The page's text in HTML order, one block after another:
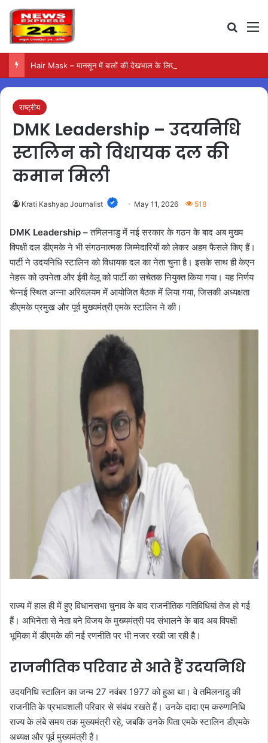
Hair Mask – मानसून में बालों की देखभाल के लिए आजमाएं अंडे का मास्क
राष्ट्रीय
DMK Leadership – उदयनिधि
स्टालिन को विधायक दल की
कमान मिली
Krati Kashyap Journalist May 11, 2026 518
DMK Leadership –तमिलनाडु में नई सरकार के गठन के बाद अब मुख्य
विपक्षी दल डीएमके ने भी संगठनात्मक जिम्मेदारियों को लेकर अहम फैसले किए हैं।
पार्टी ने उदयनिधि स्टालिन को विधायक दल का नेता चुना है। इसके साथ ही केएन
नेहरू को उपनेता और ईवी वेलू को पार्टी का सचेतक नियुक्त किया गया। यह निर्णय
चेन्नई स्थित अन्ना अरिवलयम में आयोजित बैठक में लिया गया, जिसकी अध्यक्षता
डीएमके प्रमुख और पूर्व मुख्यमंत्री एमके स्टालिन ने की।
राज्य में हाल ही में हुए विधानसभा चुनाव के बाद राजनीतिक गतिविधियां तेज हो गई
हैं। अभिनेता से नेता बने विजय के मुख्यमंत्री पद संभालने के बाद अब विपक्षी
भूमिका में डीएमके की नई रणनीति पर भी नजर रखी जा रही है।
राजनीतिक परिवार से आते हैं उदयनिधि
उदयनिधि स्टालिन का जन्म 27 नवंबर 1977 को हुआ था। वे तमिलनाडु की
राजनीति के प्रभावशाली परिवार से संबंध रखते हैं। उनके दादा एम करुणानिधि
राज्य के लंबे समय तक मुख्यमंत्री रहे, जबकि उनके पिता एमके स्टालिन डीएमके
अध्यक्ष और पूर्व मुख्यमंत्री हैं।